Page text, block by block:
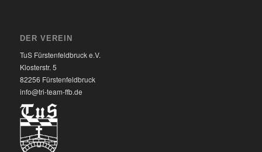
DER VEREIN
TuS Fürstenfeldbruck e.V.
Klosterstr. 5
82256 Fürstenfeldbruck
info@tri-team-ffb.de